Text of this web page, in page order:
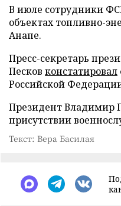
В июле сотрудники
объектах топливно-
Анапе.
Пресс-секретарь
Песков констатировал
Российской
Президент Владимир
присутствии
Текст: Вера Басилая